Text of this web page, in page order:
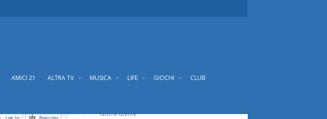
AMICI 21 ALTRA TV MUSICA LIFE GIOCHI CLUB
Register
Log In Nome utente